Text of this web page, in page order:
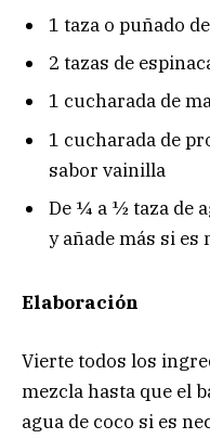
1 taza o puñado
2 tazas de
1 cucharada de
1 cucharada de
sabor vainilla
De ¼ a ½ taza de
y añade más si es
Elaboración
Vierte todos los
mezcla hasta que el
agua de coco si es